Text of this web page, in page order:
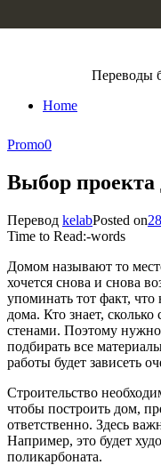
Переводы
Home
Promo0
Выбор проекта
Перевод kelabPosted on
Time to Read:-words
Домом называют то
хочется снова и снова
упоминать тот факт,
дома. Кто знает,
стенами. Поэтому
подбирать все
работы будет зависеть
Строительство
чтобы построить дом,
ответственно. Здесь
Например, это будет
поликарбоната.